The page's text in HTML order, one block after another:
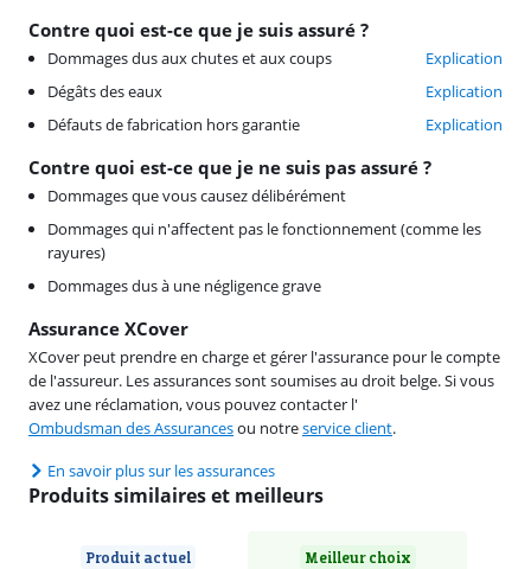
Contre quoi est-ce que je suis assuré ?
Dommages dus aux chutes et aux coups
Explication
Dégâts des eaux
Explication
Défauts de fabrication hors garantie
Explication
Contre quoi est-ce que je ne suis pas assuré ?
Dommages que vous causez délibérément
Dommages qui n'affectent pas le fonctionnement (comme les
rayures)
Dommages dus à une négligence grave
Assurance XCover
XCover peut prendre en charge et gérer l'assurance pour le compte
de l'assureur. Les assurances sont soumises au droit belge. Si vous
avez une réclamation, vous pouvez contacter l'
Ombudsman des Assurancesou notreservice client.
En savoir plus sur les assurances
Produits similaires et meilleurs
Produit actuel Meilleur choix